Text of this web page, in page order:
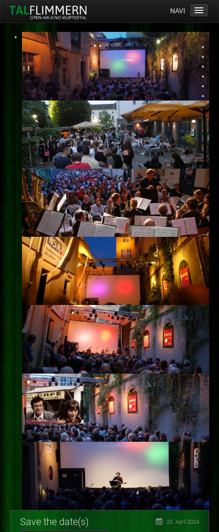
NAVI
Home
Programm
Service
Ticketinfos
Ort
Anreise
Wetter
Kinogutschein
Konzept
Archiv
Kontakt
Impressum
Datenschutz
Save the date(s) 25. April 2024